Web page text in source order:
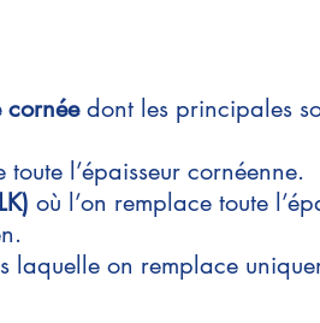
cornéedont les principales
l’épaisseur cornéenne.
où l’on remplace toute
laquelle on remplace